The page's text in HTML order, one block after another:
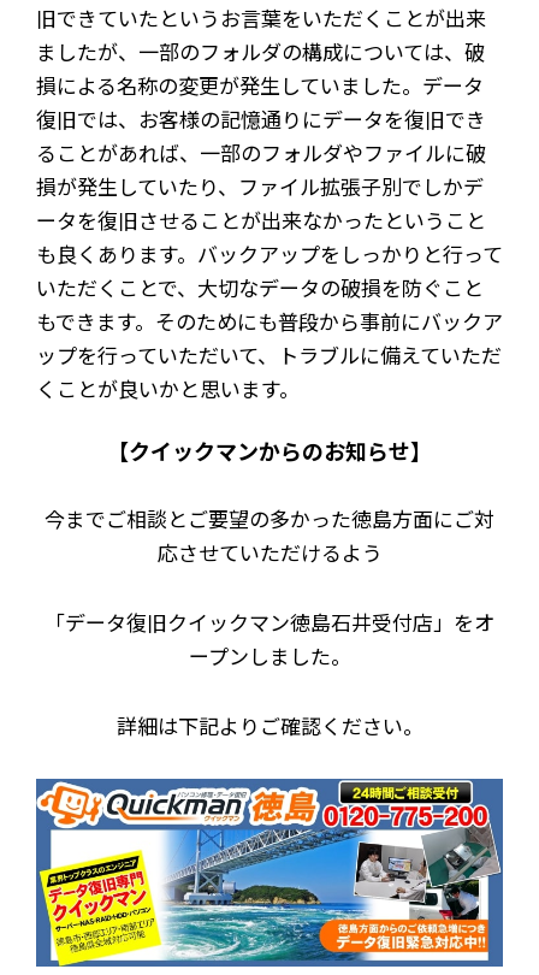
旧できていたというお言葉をいただくことが出来
ましたが、一部のフォルダの構成については、破
損による名称の変更が発生していました。データ
復旧では、お客様の記憶通りにデータを復旧でき
ることがあれば、一部のフォルダやファイルに破
損が発生していたり、ファイル拡張子別でしかデ
ータを復旧させることが出来なかったということ
も良くあります。バックアップをしっかりと行って
いただくことで、大切なデータの破損を防ぐこと
もできます。そのためにも普段から事前にバックア
ップを行っていただいて、トラブルに備えていただ
くことが良いかと思います。
【クイックマンからのお知らせ】
今までご相談とご要望の多かった徳島方面にご対
応させていただけるよう
「データ復旧クイックマン徳島石井受付店」をオ
ープンしました。
詳細は下記よりご確認ください。